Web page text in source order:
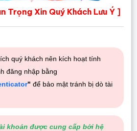
Trọng Xin Quý Khách Lưu Ý ]
quý khách nên kích hoạt tính
đăng nhập bằng
" để bảo mật tránh bị dò tài
khoản được cung cấp bởi hệ